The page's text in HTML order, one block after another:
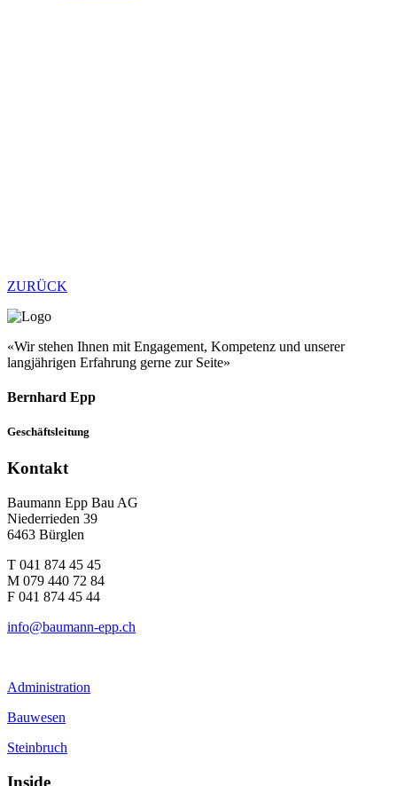
ZURÜCK
«Wir stehen Ihnen mit Engagement, Kompetenz und unserer
langjährigen Erfahrung gerne zur Seite»
Bernhard Epp
Geschäftsleitung
Kontakt
Baumann Epp Bau AG
Niederrieden 39
6463 Bürglen
T 041 874 45 45
M 079 440 72 84
F 041 874 45 44
info@baumann-epp.ch
Administration
Bauwesen
Steinbruch
Inside